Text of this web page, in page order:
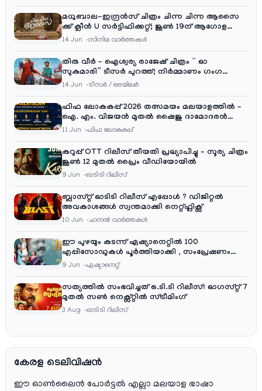
മധുബാല-ഇന്ദ്രൻസ് ചിത്രം ചിന്ന ചിന്ന ആസൈ
ക്ക് ക്ലീൻ U സർട്ടിഫിക്കറ്റ്; ജൂൺ 19ന് ആഗോള
റിലീസ്
14 Jun സിനിമ വാര്‍ത്തകള്‍
തിരു വീർ – ഐശ്വര്യ രാജേഷ് ചിത്രം ” ഓ
സുകുമാരി” ടീസർ പുറത്ത്; നിർമ്മാണം ഗംഗ
എന്റർടൈൻമെന്റ്‌സ്
14 Jun ടീസര്‍ / ട്രെയിലര്‍
ഫിഫ ലോകകപ്പ് 2026 തത്സമയം മലയാളത്തിൽ –
ഐ. എം. വിജയൻ മുതൽ ഷൈജു ദാമോദരൻ
വരെ കമന്ററി സംഘത്തിൽ
11 Jun ഫിഫ ലോകകപ്പ്
കറുപ്പ് OTT റിലീസ് തീയതി പ്രഖ്യാപിച്ചു – സൂര്യ ചിത്രം
ജൂൺ 12 മുതൽ പ്രൈം വീഡിയോയിൽ
9 Jun ഓടിടി റിലീസ്
ബ്ലാസ്റ്റ് ഓടിടി റിലീസ് എപ്പോൾ ? ഡിജിറ്റൽ
അവകാശങ്ങൾ സ്വന്തമാക്കി നെറ്റ്ഫ്ലിക്സ്
10 Jun ചാനല്‍ വാര്‍ത്തകള്‍
ഈ പുഴയും കടന്ന് ഏഷ്യാനെറ്റിൽ 100
എപ്പിസോഡുകൾ പൂർത്തിയാക്കി , സംപ്രേഷണം
തിങ്കൾ മുതൽ വെള്ളി വരെ രാത്രി 9:30 ന്
9 Jun ഏഷ്യാനെറ്റ്‌
സത്യത്തിൽ സംഭവിച്ചത് ഒ.ടി.ടി റിലീസ്: ഓഗസ്റ്റ് 7
മുതൽ സൺ നെക്സ്റ്റിൽ സ്ട്രീമിംഗ്
3 Aug ഓടിടി റിലീസ്
കേരള ടെലിവിഷൻ
ഈ ഓൺലൈൻ പോർട്ടൽ എല്ലാ മലയാള ഭാഷാ